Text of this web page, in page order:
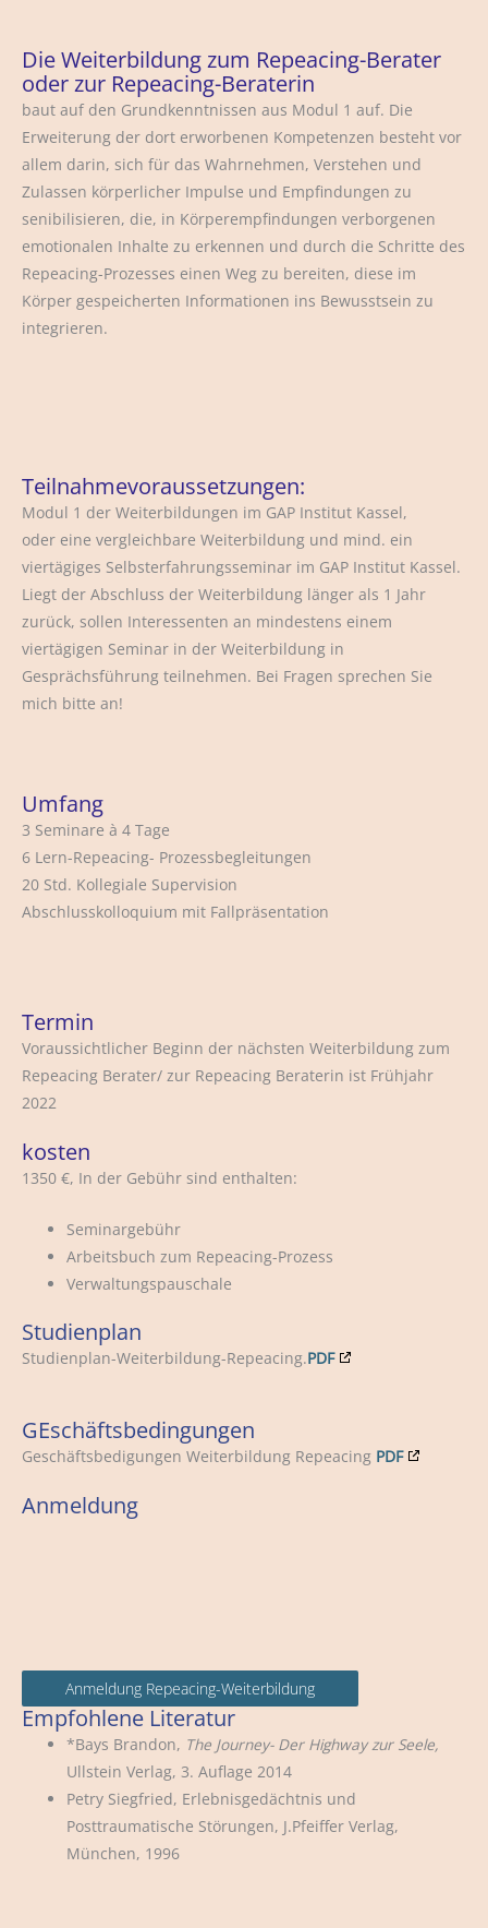
Die Weiterbildung zum Repeacing-Berater
oder zur Repeacing-Beraterin
baut auf den Grundkenntnissen aus Modul 1 auf. Die
Erweiterung der dort erworbenen Kompetenzen besteht vor
allem darin, sich für das Wahrnehmen, Verstehen und
Zulassen körperlicher Impulse und Empfindungen zu
senibilisieren, die, in Körperempfindungen verborgenen
emotionalen Inhalte zu erkennen und durch die Schritte des
Repeacing-Prozesses einen Weg zu bereiten, diese im
Körper gespeicherten Informationen ins Bewusstsein zu
integrieren.
Teilnahmevoraussetzungen:
Modul 1 der Weiterbildungen im GAP Institut Kassel,
oder eine vergleichbare Weiterbildung und mind. ein
viertägiges Selbsterfahrungsseminar im GAP Institut Kassel.
Liegt der Abschluss der Weiterbildung länger als 1 Jahr
zurück, sollen Interessenten an mindestens einem
viertägigen Seminar in der Weiterbildung in
Gesprächsführung teilnehmen. Bei Fragen sprechen Sie
mich bitte an!
Umfang
3 Seminare à 4 Tage
6 Lern-Repeacing- Prozessbegleitungen
20 Std. Kollegiale Supervision
Abschlusskolloquium mit Fallpräsentation
Termin
Voraussichtlicher Beginn der nächsten Weiterbildung zum
Repeacing Berater/ zur Repeacing Beraterin ist Frühjahr
2022
kosten
1350 €, In der Gebühr sind enthalten:
Seminargebühr
Arbeitsbuch zum Repeacing-Prozess
Verwaltungspauschale
Studienplan
Studienplan-Weiterbildung-Repeacing.PDF
GEschäftsbedingungen
Geschäftsbedigungen Weiterbildung Repeacing PDF
Anmeldung
Anmeldung Repeacing-Weiterbildung
Empfohlene Literatur
*Bays Brandon, The Journey- Der Highway zur Seele,
Ullstein Verlag, 3. Auflage 2014
Petry Siegfried, Erlebnisgedächtnis und
Posttraumatische Störungen, J.Pfeiffer Verlag,
München, 1996